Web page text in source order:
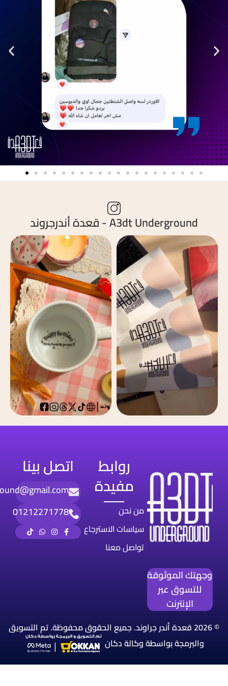
A3dt Underground - قعدة أندرجروند
وجهتك الموثوقة
للتسوق عبر
الإنترنت
روابط
مفيدة
من نحن
سياسات الاسترجاع
تواصل معنا
اتصل بينا
01212271778
© 2026 قعدة أندر جراوند. جميع الحقوق محفوظة. تم التسويق
والبرمجة بواسطةوكالةدكان